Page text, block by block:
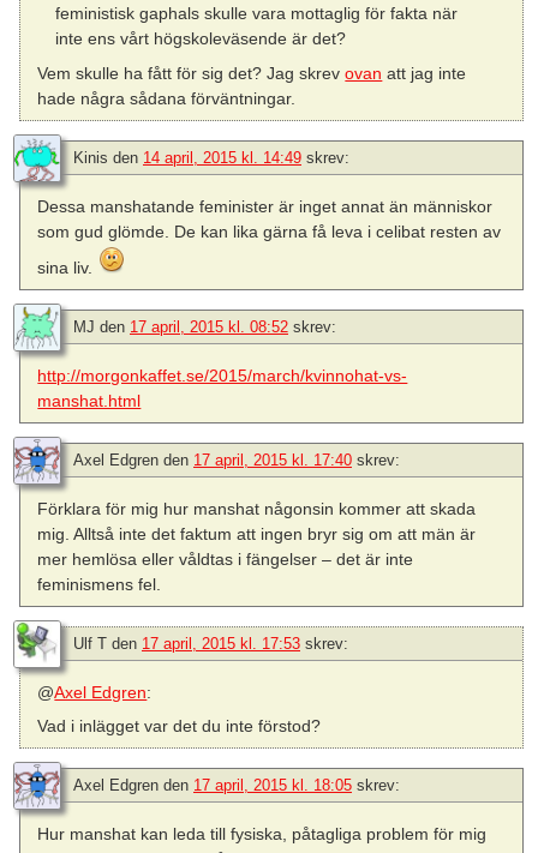
feministisk gaphals skulle vara mottaglig för fakta när
inte ens vårt högskoleväsende är det?
Vem skulle ha fått för sig det? Jag skrevovan att jag inte
hade några sådana förväntningar.
Kinis den 14 april, 2015 kl. 14:49 skrev:
Dessa manshatande feminister är inget annat än människor
som gud glömde. De kan lika gärna få leva i celibat resten av
sina liv.
MJ den 17 april, 2015 kl. 08:52 skrev:
http://morgonkaffet.se/2015/march/kvinnohat-vs-
manshat.html
Axel Edgren den 17 april, 2015 kl. 17:40 skrev:
Förklara för mig hur manshat någonsin kommer att skada
mig. Alltså inte det faktum att ingen bryr sig om att män är
mer hemlösa eller våldtas i fängelser – det är inte
feminismens fel.
Ulf T den 17 april, 2015 kl. 17:53 skrev:
@Axel Edgren:
Vad i inlägget var det du inte förstod?
Axel Edgren den 17 april, 2015 kl. 18:05 skrev:
Hur manshat kan leda till fysiska, påtagliga problem för mig